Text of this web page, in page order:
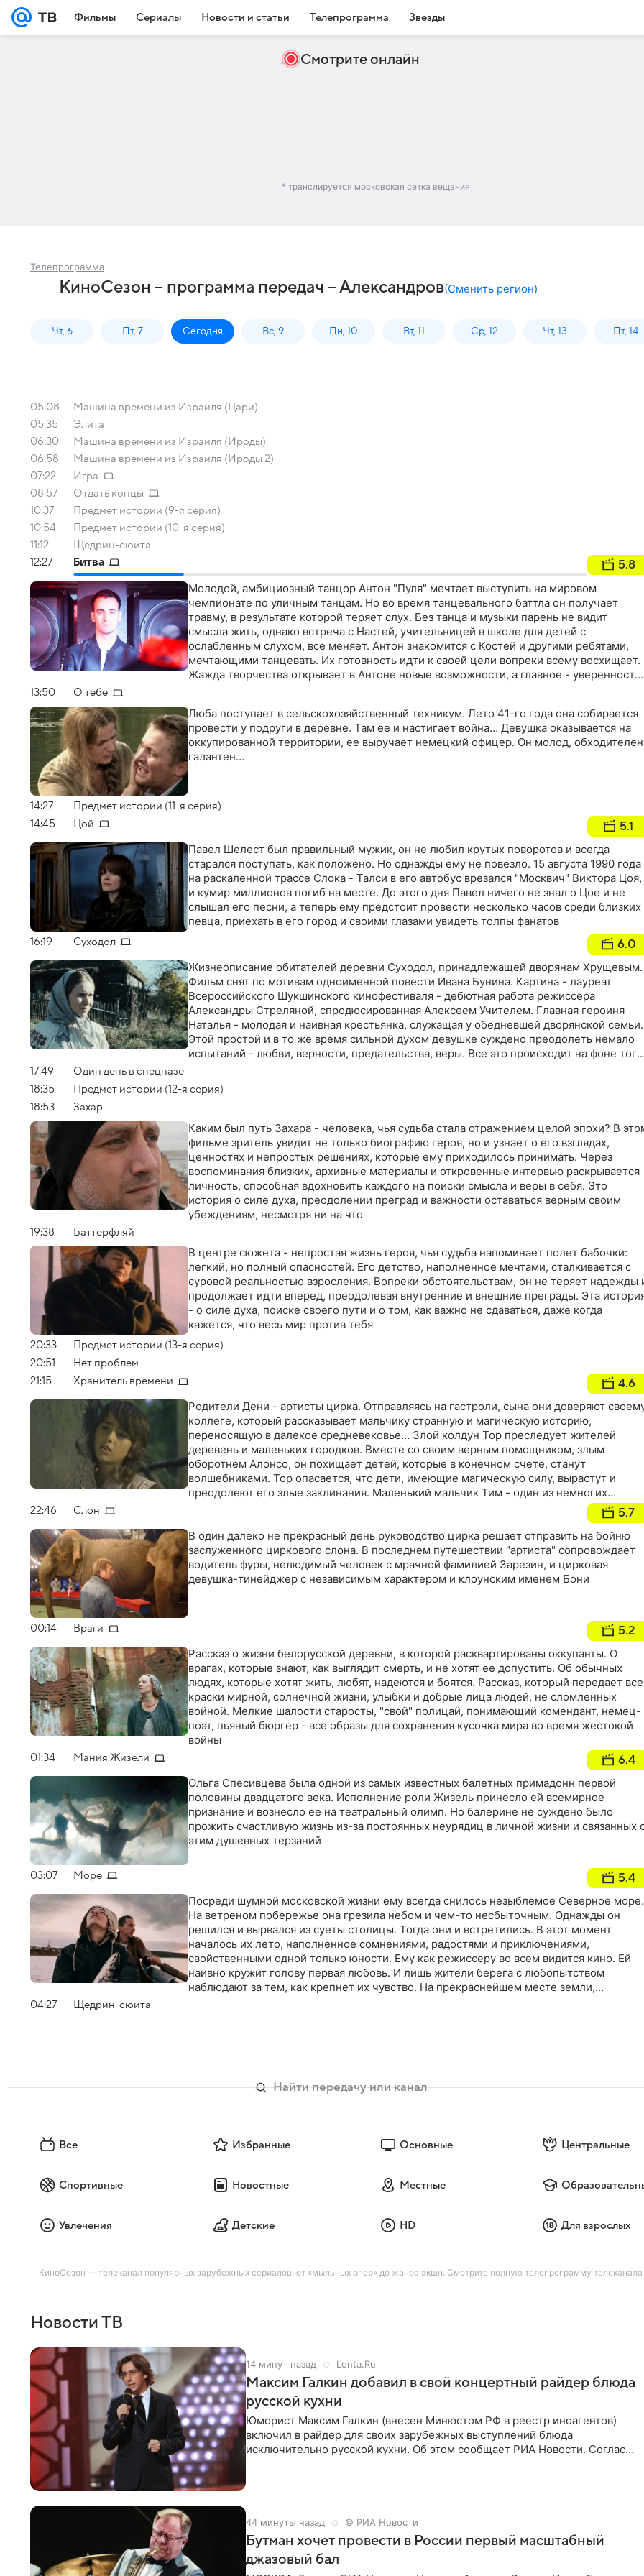
Фильмы Сериалы Новости и статьи Телепрограмма Звезды
Смотрите онлайн
* транслируется московская сетка вещания
Телепрограмма
КиноСезон – программа передач – Александров(Сменить регион)
Чт, 6 Пт, 7 Сегодня Вс, 9 Пн, 10 Вт, 11 Ср, 12 Чт, 13 Пт, 14
05:08
Машина времени из Израиля (Цари)
05:35
Элита
06:30
Машина времени из Израиля (Ироды)
06:58
Машина времени из Израиля (Ироды 2)
07:22
Игра
08:57
Отдать концы
10:37
Предмет истории (9-я серия)
10:54
Предмет истории (10-я серия)
11:12
Щедрин-сюита
12:27
Битва 5.8
Молодой, амбициозный танцор Антон "Пуля" мечтает выступить на мировом
чемпионате по уличным танцам. Но во время танцевального баттла он получает
травму, в результате которой теряет слух. Без танца и музыки парень не видит
смысла жить, однако встреча с Настей, учительницей в школе для детей с
ослабленным слухом, все меняет. Антон знакомится с Костей и другими ребятами,
мечтающими танцевать. Их готовность идти к своей цели вопреки всему восхищает.
Жажда творчества открывает в Антоне новые возможности, а главное - уверенность
13:50 О тебе
Люба поступает в сельскохозяйственный техникум. Лето 41-го года она собирается
провести у подруги в деревне. Там ее и настигает война… Девушка оказывается на
оккупированной территории, ее выручает немецкий офицер. Он молод,
галантен…
14:27
Предмет истории (11-я серия)
14:45
Цой 5.1
Павел Шелест был правильный мужик, он не любил крутых поворотов и всегда
старался поступать, как положено. Но однажды ему не повезло. 15 августа 1990 года
на раскаленной трассе Слока - Талси в его автобус врезался "Москвич" Виктора Цоя,
и кумир миллионов погиб на месте. До этого дня Павел ничего не знал о Цое и не
слышал его песни, а теперь ему предстоит провести несколько часов среди близких
певца, приехать в его город и своими глазами увидеть толпы фанатов
16:19 Суходол 6.0
Жизнеописание обитателей деревни Суходол, принадлежащей дворянам Хрущевым.
Фильм снят по мотивам одноименной повести Ивана Бунина. Картина - лауреат
Всероссийского Шукшинского кинофестиваля - дебютная работа режиссера
Александры Стреляной, спродюсированная Алексеем Учителем. Главная героиня
Наталья - молодая и наивная крестьянка, служащая у обедневшей дворянской семьи.
Этой простой и в то же время сильной духом девушке суждено преодолеть немало
испытаний - любви, верности, предательства, веры. Все это происходит на фоне
сих пор считается одним из самых значительных и ярких портретов жизни России
конца XIX века
17:49
Один день в спецназе
18:35
Предмет истории (12-я серия)
18:53
Захар
Каким был путь Захара - человека, чья судьба стала отражением целой эпохи? В
фильме зритель увидит не только биографию героя, но и узнает о его взглядах,
ценностях и непростых решениях, которые ему приходилось принимать. Через
воспоминания близких, архивные материалы и откровенные интервью раскрывается
личность, способная вдохновить каждого на поиски смысла и веры в себя. Это
история о силе духа, преодолении преград и важности оставаться верным своим
убеждениям, несмотря ни на что
19:38 Баттерфляй
В центре сюжета - непростая жизнь героя, чья судьба напоминает полет бабочки:
легкий, но полный опасностей. Его детство, наполненное мечтами, сталкивается с
суровой реальностью взросления. Вопреки обстоятельствам, он не теряет надежды
продолжает идти вперед, преодолевая внутренние и внешние преграды. Эта
- о силе духа, поиске своего пути и о том, как важно не сдаваться, даже когда
кажется, что весь мир против тебя
20:33
Предмет истории (13-я серия)
20:51
Нет проблем
21:15
Хранитель времени 4.6
Родители Дени - артисты цирка. Отправляясь на гастроли, сына они доверяют
коллеге, который рассказывает мальчику странную и магическую историю,
переносящую в далекое средневековье… Злой колдун Тор преследует жителей
деревень и маленьких городков. Вместе со своим верным помощником, злым
оборотнем Алонсо, он похищает детей, которые в конечном счете, станут
волшебниками. Тор опасается, что дети, имеющие магическую силу, вырастут и
преодолеют его злые заклинания. Маленький мальчик Тим - один из немногих
22:46 Слон 5.7
В один далеко не прекрасный день руководство цирка решает отправить на бойню
заслуженного циркового слона. В последнем путешествии "артиста" сопровождает
водитель фуры, нелюдимый человек с мрачной фамилией Зарезин, и цирковая
девушка-тинейджер с независимым характером и клоунским именем Бони
00:14 Враги 5.2
Рассказ о жизни белорусской деревни, в которой расквартированы оккупанты. О
врагах, которые знают, как выглядит смерть, и не хотят ее допустить. Об обычных
людях, которые хотят жить, любят, надеются и боятся. Рассказ, который передает все
краски мирной, солнечной жизни, улыбки и добрые лица людей, не сломленных
войной. Мелкие шалости старосты, "свой" полицай, понимающий комендант, немец-
поэт, пьяный бюргер - все образы для сохранения кусочка мира во время жестокой
войны
01:34 Мания Жизели 6.4
Ольга Спесивцева была одной из самых известных балетных примадонн первой
половины двадцатого века. Исполнение роли Жизель принесло ей всемирное
признание и вознесло ее на театральный олимп. Но балерине не суждено было
прожить счастливую жизнь из-за постоянных неурядиц в личной жизни и связанных
этим душевных терзаний
03:07 Море 5.4
Посреди шумной московской жизни ему всегда снилось незыблемое Северное море.
На ветреном побережье она грезила небом и чем-то несбыточным. Однажды он
решился и вырвался из суеты столицы. Тогда они и встретились. В этот момент
началось их лето, наполненное сомнениями, радостями и приключениями,
свойственными одной только юности. Ему как режиссеру во всем видится кино. Ей
наивно кружит голову первая любовь. И лишь жители берега с любопытством
наблюдают за тем, как крепнет их чувство. На прекраснейшем месте земли,
04:27 Щедрин-сюита
Все Избранные Основные Центральные
Спортивные Новостные Местные
Увлечения Детские HD Для взрослых
КиноСезон — телеканал популярных зарубежных сериалов, от «мыльных опер» до жанра экшн. Смотрите полную телепрограмму
Новости ТВ
14 минут назад Lenta.Ru
Максим Галкин добавил в свой концертный райдер блюда
русской кухни
Юморист Максим Галкин (внесен Минюстом РФ в реестр иноагентов)
включил в райдер для своих зарубежных выступлений блюда
исключительно русской кухни. Об этом сообщает РИА Новости. Согласно
44 минуты назад © РИА Новости
Бутман хочет провести в России первый масштабный
джазовый бал